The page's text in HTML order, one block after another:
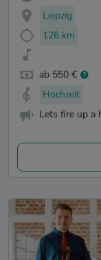
Leipzig
126 km
ab 550 €
Hochzeit
Lets fire up a